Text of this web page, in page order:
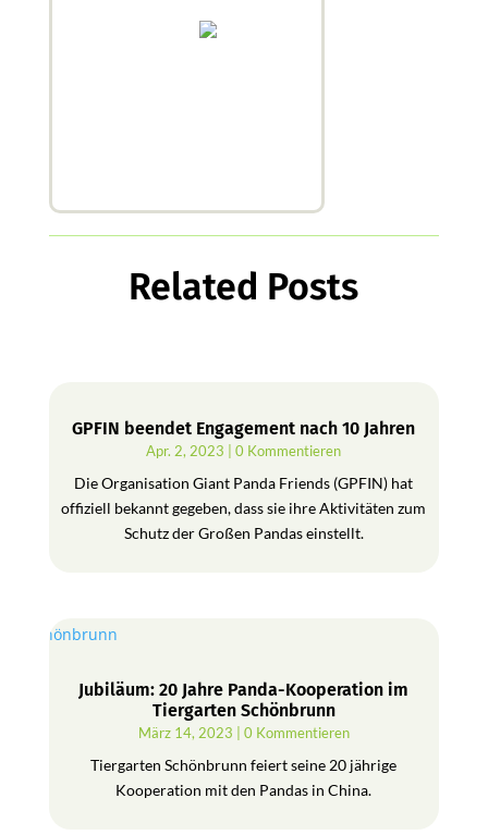
Related Posts
GPFIN beendet Engagement nach 10 Jahren
Apr. 2, 2023 | 0 Kommentieren
Die Organisation Giant Panda Friends (GPFIN) hat
offiziell bekannt gegeben, dass sie ihre Aktivitäten zum
Schutz der Großen Pandas einstellt.
Jubiläum: 20 Jahre Panda-Kooperation im
Tiergarten Schönbrunn
März 14, 2023 | 0 Kommentieren
Tiergarten Schönbrunn feiert seine 20 jährige
Kooperation mit den Pandas in China.